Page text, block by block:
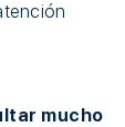
mucho